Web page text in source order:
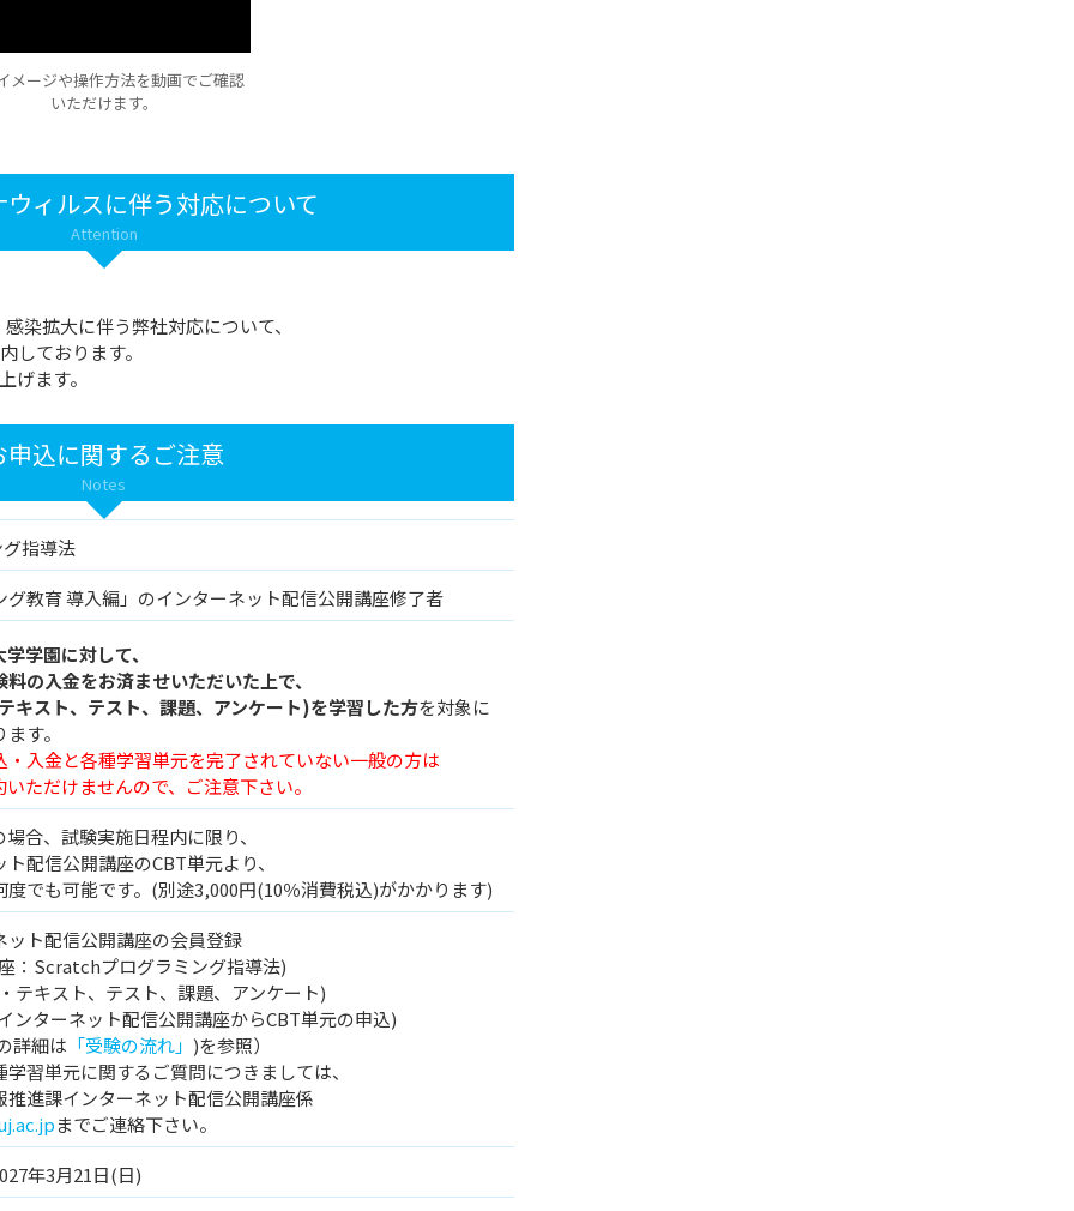
メージや操作方法を動画でご確認
いただけます。
ィルスに伴う対応について
Attention
染拡大に伴う弊社対応について、
しております。
げます。
申込に関するご注意
Notes
指導法
グ教育 導入編」のインターネット配信公開講座修了者
学園に対して、
の入金をお済ませいただいた上で、
キスト、テスト、課題、アンケート)を学習した方を対象に
す。
入金と各種学習単元を完了されていない一般の方は
ただけませんので、ご注意下さい。
合、試験実施日程内に限り、
配信公開講座のCBT単元より、
でも可能です。(別途3,000円(10％消費税込)がかかります)
ト配信公開講座の会員登録
：Scratchプログラミング指導法)
テキスト、テスト、課題、アンケート)
ンターネット配信公開講座からCBT単元の申込)
詳細は 「受験の流れ」 )を参照）
習単元に関するご質問につきましては、
進課インターネット配信公開講座係
までご連絡下さい。
年3月21日(日)